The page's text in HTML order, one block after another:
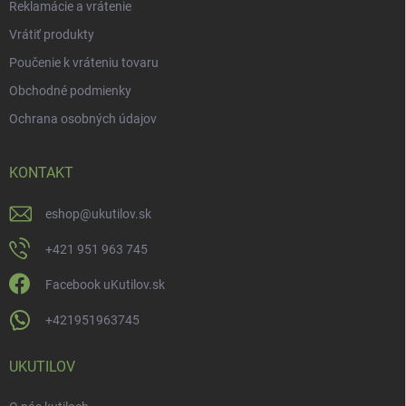
Reklamácie a vrátenie
Vrátiť produkty
Poučenie k vráteniu tovaru
Obchodné podmienky
Ochrana osobných údajov
KONTAKT
eshop@ukutilov.sk
+421 951 963 745
Facebook uKutilov.sk
+421951963745
UKUTILOV